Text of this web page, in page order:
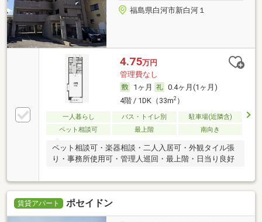
福島県白河市新白河１
4.75万円
管理費なし
1ヶ月
0.4ヶ月(1ヶ月)
4階 / 1DK（33m2）
一人暮らし バス・トイレ別
駐車場(近隣含)
ペット相談可
最上階 南向き
ペット相談可・楽器相談・二人入居可・外観タイル張
り・事務所使用可・管理人巡回・最上階・日当り良好
賃貸アパート ポセイドン